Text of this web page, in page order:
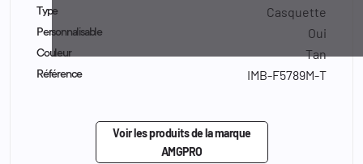
Type Casquette
Personnalisable Oui
Couleur Tan
Référence IMB-F5789M-T
Voir les produits de la marque
AMGPRO